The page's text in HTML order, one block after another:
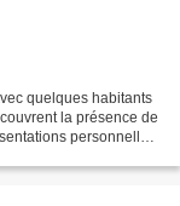
quelques habitants
la présence de
personnelles,